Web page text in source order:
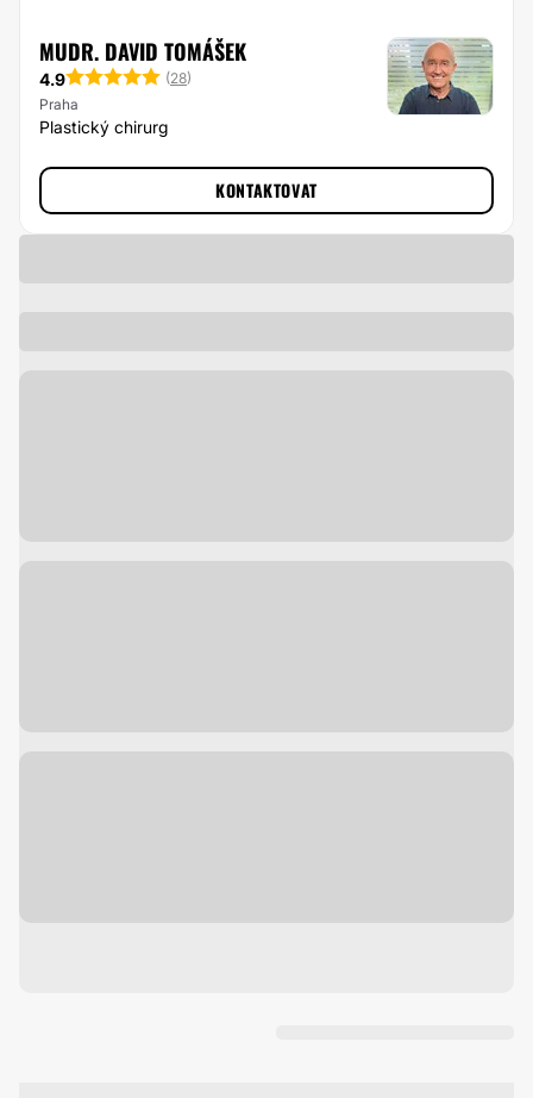
MUDR. DAVID TOMÁŠEK
4.9 (28)
Praha
Plastický chirurg
KONTAKTOVAT